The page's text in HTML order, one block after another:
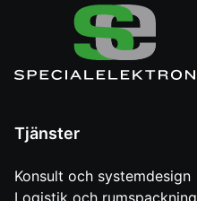
Tjänster
Konsult och systemdesign